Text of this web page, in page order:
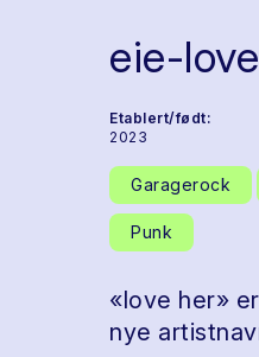
eie-
Etablert/født:
2023
Garagerock
Punk
«love her»
nye